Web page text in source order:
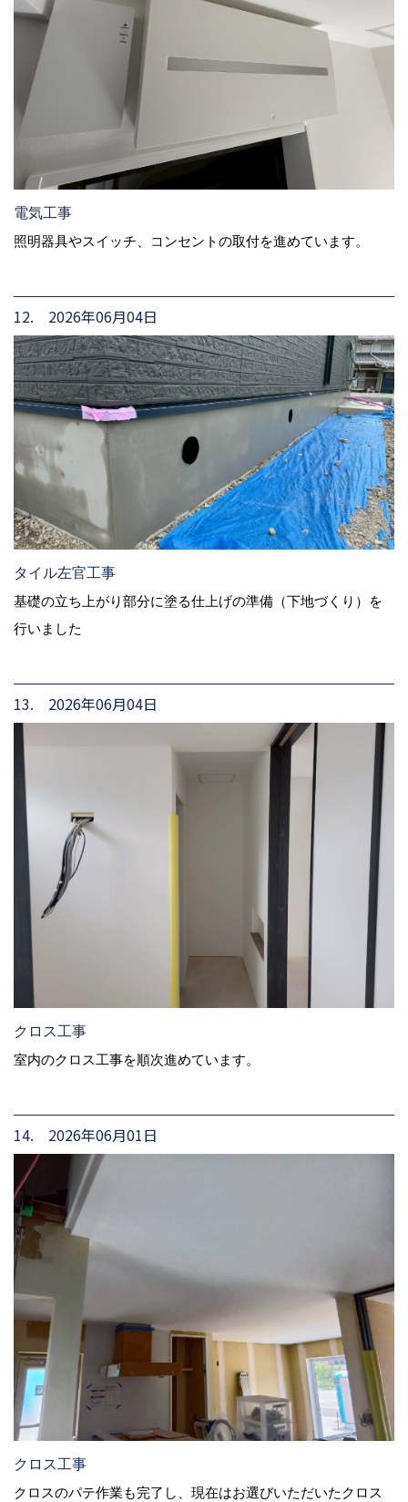
電気工事
照明器具やスイッチ、コンセントの取付を進めています。
12. 2026年06月04日
タイル左官工事
基礎の立ち上がり部分に塗る仕上げの準備（下地づくり）を
行いました
13. 2026年06月04日
クロス工事
室内のクロス工事を順次進めています。
14. 2026年06月01日
クロス工事
クロスのパテ作業も完了し、現在はお選びいただいたクロス